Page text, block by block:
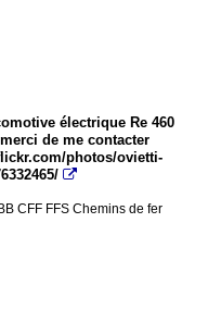
électrique Re 460
de me contacter
photos/ovietti-

CFF FFS Chemins de fer